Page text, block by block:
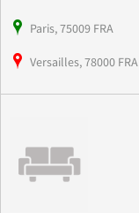
Paris, 75009 FRA
Versailles, 78000 FRA